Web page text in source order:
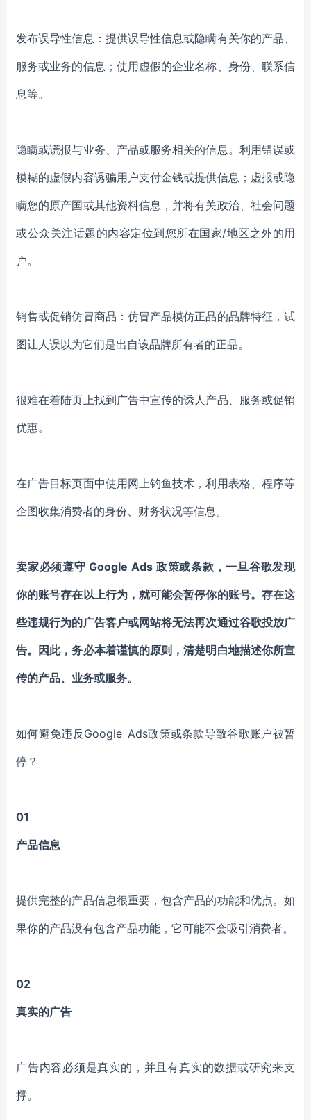
发布误导性信息：提供误导性信息或隐瞒有关你的产品、
服务或业务的信息；使用虚假的企业名称、身份、联系信
息等。
隐瞒或谎报与业务、产品或服务相关的信息。利用错误或
模糊的虚假内容诱骗用户支付金钱或提供信息；虚报或隐
瞒您的原产国或其他资料信息，并将有关政治、社会问题
或公众关注话题的内容定位到您所在国家/地区之外的用
户。
销售或促销仿冒商品：仿冒产品模仿正品的品牌特征，试
图让人误以为它们是出自该品牌所有者的正品。
很难在着陆页上找到广告中宣传的诱人产品、服务或促销
优惠。
在广告目标页面中使用网上钓鱼技术，利用表格、程序等
企图收集消费者的身份、财务状况等信息。
卖家必须遵守 Google Ads 政策或条款，一旦谷歌发现
你的账号存在以上行为，就可能会暂停你的账号。存在这
些违规行为的广告客户或网站将无法再次通过谷歌投放广
告。因此，务必本着谨慎的原则，清楚明白地描述你所宣
传的产品、业务或服务。
如何避免违反Google Ads政策或条款导致谷歌账户被暂
停？
01
产品信息
提供完整的产品信息很重要，包含产品的功能和优点。如
果你的产品没有包含产品功能，它可能不会吸引消费者。
02
真实的广告
广告内容必须是真实的，并且有真实的数据或研究来支
撑。